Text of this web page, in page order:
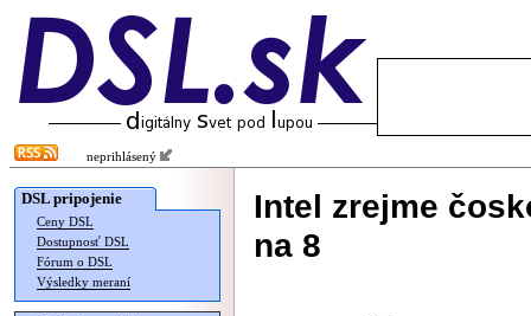
neprihlásený
DSL pripojenie
Ceny DSL
Dostupnosť DSL
Fórum o DSL
Výsledky meraní
Intel zrejme
na 8